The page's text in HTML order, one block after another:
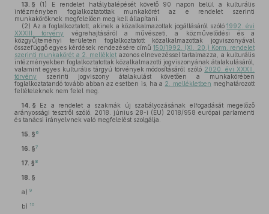
13. § (1)
E rendelet hatálybalépését követő 90 napon belül a kulturális
intézményben foglalkoztatottak munkakörét az e rendelet szerinti
munkaköröknek megfelelően meg kell állapítani.
(2) Az a foglalkoztatott, akinek a közalkalmazottak jogállásáról szóló1992. évi
XXXIII. törvény
végrehajtásáról a művészeti, a közművelődési és a
közgyűjteményi területen foglalkoztatott közalkalmazottak jogviszonyával
összefüggő egyes kérdések rendezésére című150/1992. (XI. 20.) Korm. rendelet
szerinti munkakörét a 2. melléklet azonos elnevezéssel tartalmazza, a kulturális
intézményekben foglalkoztatottak közalkalmazotti jogviszonyának átalakulásáról,
valamint egyes kulturális tárgyú törvények módosításáról szóló 2020. évi XXXII.
törvény szerinti jogviszony átalakulást követően a munkakörében
foglalkoztatandó tovább abban az esetben is, ha a 2. mellékletben meghatározott
feltételeknek nem felel meg.
14. § Ez a rendelet a szakmák új szabályozásának elfogadását megelőző
arányossági tesztről szóló, 2018. június 28-i (EU) 2018/958 európai parlamenti
és tanácsi irányelvnek való megfelelést szolgálja.
15. § 6
16. §7
17. § 8
18. §
a) 9
b) 10